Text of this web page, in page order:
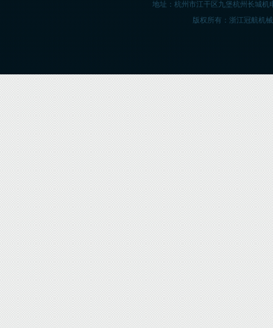
地址：杭州市江干区九堡杭州长城机
版权所有：浙江冠航机